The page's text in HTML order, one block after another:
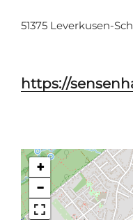
51375 Leverkusen-
https://
+
−